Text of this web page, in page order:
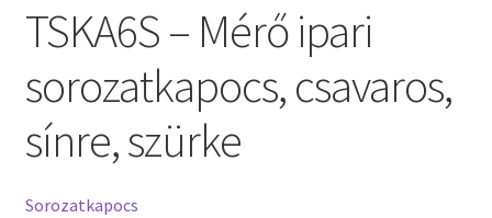
TSKA6S – Mérő ipari
sorozatkapocs, csavaros,
sínre, szürke
Sorozatkapocs